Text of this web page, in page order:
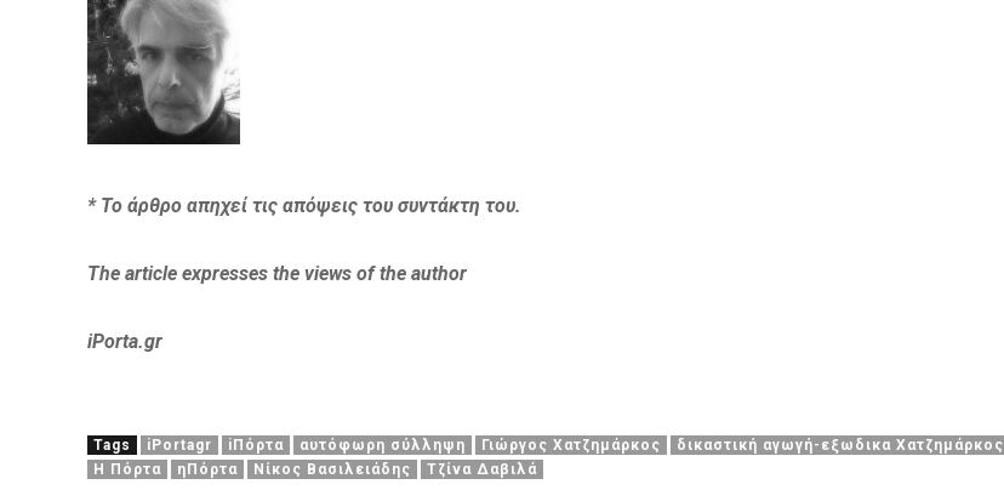
* Το άρθρο απηχεί τις απόψεις του συντάκτη του.
The article expresses the views of the author
iPorta.gr
Tags iPortagr iΠόρτα αυτόφωρη σύλληψη Γιώργος Χατζημάρκος
δικαστική αγωγή-εξωδικα Χατζημάρκος
Η Πόρτα
ηΠόρτα Νίκος Βασιλειάδης Τζίνα Δαβιλά